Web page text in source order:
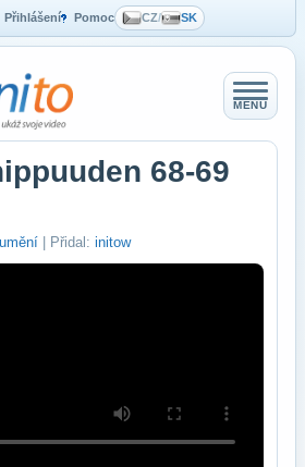
Přihlášení Pomoc CZ/ SK
MENU
68-69
| Přidal: initow